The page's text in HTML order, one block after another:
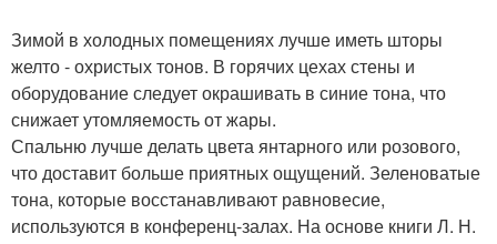
Зимой в холодных помещениях лучше иметь шторы
желто - охристых тонов. В горячих цехах стены и
оборудование следует окрашивать в синие тона, что
снижает утомляемость от жары.
Спальню лучше делать цвета янтарного или розового,
что доставит больше приятных ощущений. Зеленоватые
тона, которые восстанавливают равновесие,
используются в конференц-залах. На основе книги Л. Н.